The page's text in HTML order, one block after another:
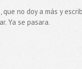
que no doy a más y
Ya se pasara.